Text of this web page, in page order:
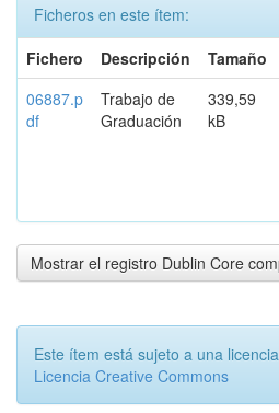
Ficheros en este ítem:
Fichero
Descripción Tamaño
06887.p
df
Trabajo de
Graduación
339,59
kB
Mostrar el registro Dublin Core
Este ítem está sujeto a una
Licencia Creative Commons